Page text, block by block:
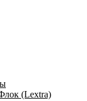
(Lextra)